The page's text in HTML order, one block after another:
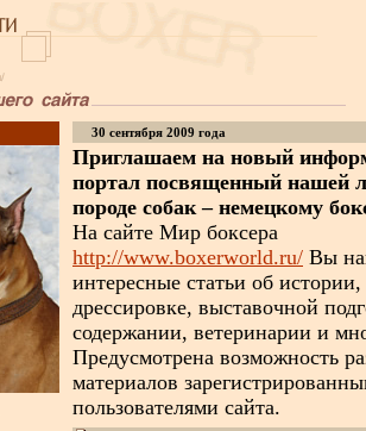
30 сентября 2009 года
Приглашаем на новый
портал посвященный нашей
породе собак – немецкому
На сайте Мир боксера
http://www.boxerworld.ru/ Вы
интересные статьи об
дрессировке, выставочной
содержании, ветеринарии и
Предусмотрена возможность
материалов
пользователями сайта.